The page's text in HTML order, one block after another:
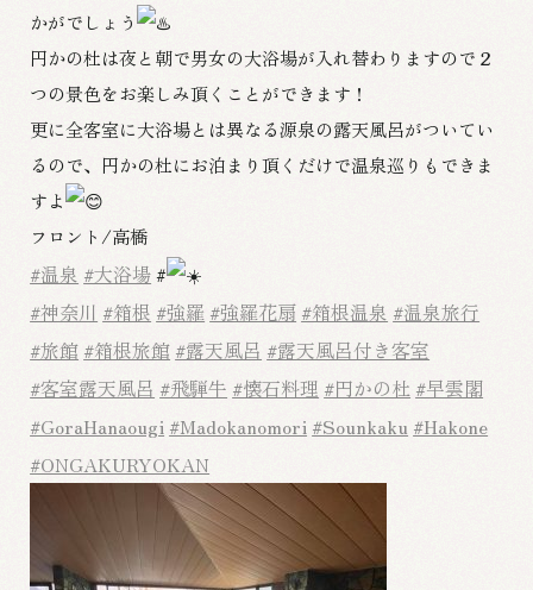
かがでしょう
円かの杜は夜と朝で男女の大浴場が入れ替わりますので２
つの景色をお楽しみ頂くことができます！
更に全客室に大浴場とは異なる源泉の露天風呂がついてい
るので、円かの杜にお泊まり頂くだけで温泉巡りもできま
すよ
フロント/高橋
#温泉 #大浴場#
#神奈川 #箱根 #強羅 #強羅花扇 #箱根温泉 #温泉旅行
#旅館 #箱根旅館 #露天風呂 #露天風呂付き客室
#客室露天風呂 #飛騨牛 #懐石料理 #円かの杜 #早雲閣
#GoraHanaougi #Madokanomori #Sounkaku #Hakone
#ONGAKURYOKAN